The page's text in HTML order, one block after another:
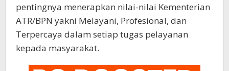
pentingnya menerapkan nilai-nilai Kementerian
ATR/BPN yakni Melayani, Profesional, dan
Terpercaya dalam setiap tugas pelayanan
kepada masyarakat.